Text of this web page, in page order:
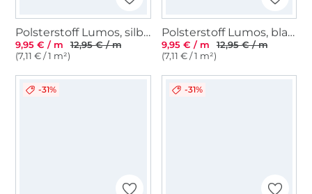
Polsterstoff Lumos, silbergrau
9,95 € / m
12,95 € / m
(7,11 € / 1 m²)
Polsterstoff Lumos, blaupetrol
9,95 € / m
12,95 € / m
(7,11 € / 1 m²)
-31% -31%